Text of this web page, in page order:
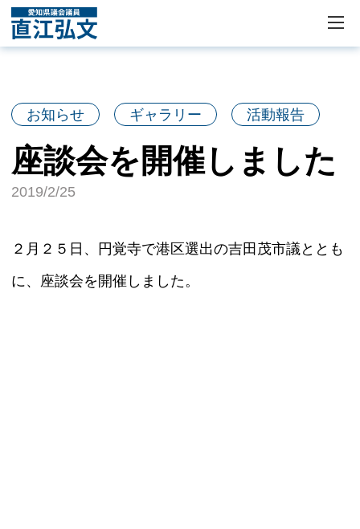
お知らせ ギャラリー 活動報告
座談会を開催しました
2019/2/25
２月２５日、円覚寺で港区選出の吉田茂市議ととも
に、座談会を開催しました。